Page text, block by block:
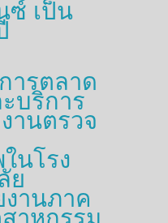
ซ์ เป็น
ารตลาด
บริการ
านตรวจ
นโรง
ย
านภาค